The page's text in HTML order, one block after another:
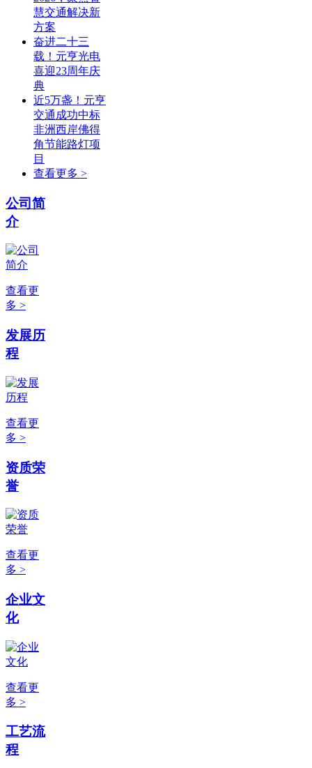
慧交通解决新
方案
奋进二十三
载！元亨光电
喜迎23周年庆
典
近5万盏！元亨
交通成功中标
非洲西岸佛得
角节能路灯项
目
查看更多 >
公司简
介
查看更
多 >
发展历
程
查看更
多 >
资质荣
誉
查看更
多 >
企业文
化
查看更
多 >
工艺流
程